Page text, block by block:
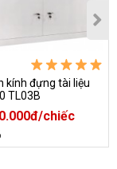
kính đựng tài liệu
TL03B
chiếc